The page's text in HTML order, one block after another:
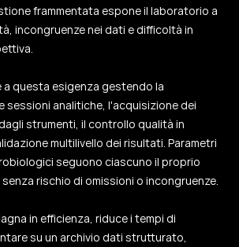
frammentata espone il laboratorio a
incongruenze nei dati e difficoltà in
a questa esigenza gestendo la
sessioni analitiche, l'acquisizione dei
strumenti, il controllo qualità in
multilivello dei risultati. Parametri
seguono ciascuno il proprio
rischio di omissioni o incongruenze.
in efficienza, riduce i tempi di
su un archivio dati strutturato,